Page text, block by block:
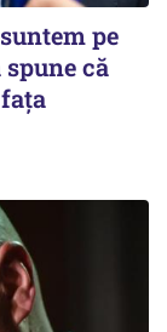
pe
că